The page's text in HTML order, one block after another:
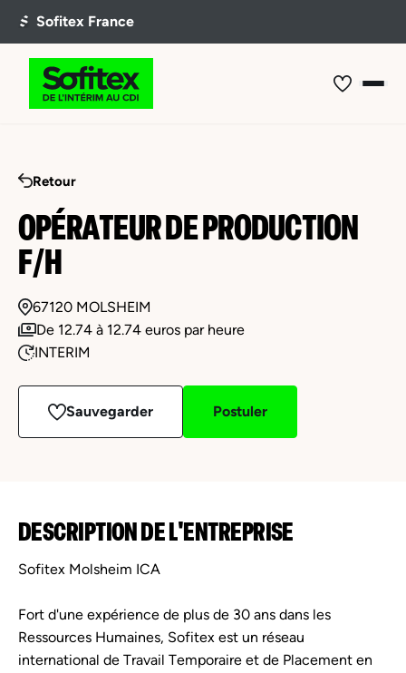
Retour
OPÉRATEUR DE PRODUCTION
F/H
67120 MOLSHEIM
De 12.74 à 12.74 euros par heure
INTERIM
Sauvegarder Postuler
DESCRIPTION DE L'ENTREPRISE
Sofitex Molsheim ICA
Fort d'une expérience de plus de 30 ans dans les
Ressources Humaines, Sofitex est un réseau
international de Travail Temporaire et de Placement en